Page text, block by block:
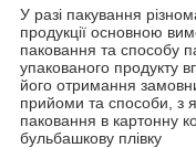
У разі пакування
продукції основною
паковання та способу
упакованого продукту
його отримання
прийоми та способи, з
паковання в картонну
бульбашкову плівку